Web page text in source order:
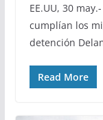
EE.UU, 30
cumplían los
detención
Read More